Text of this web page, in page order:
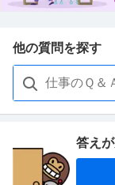
他の質問を探す
答え